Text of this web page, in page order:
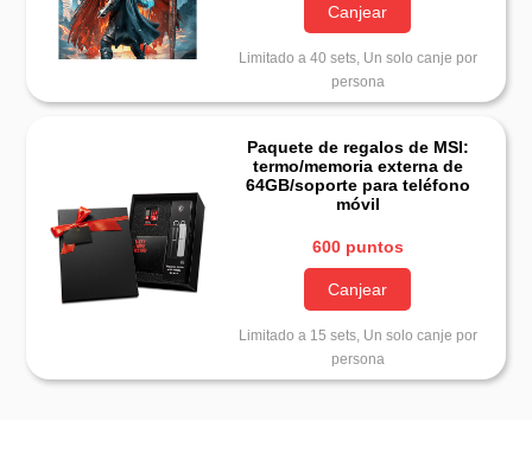
Canjear
Limitado a 40 sets, Un solo canje por
persona
Paquete de regalos de MSI:
termo/memoria externa de
64GB/soporte para teléfono
móvil
600 puntos
Canjear
Limitado a 15 sets, Un solo canje por
persona